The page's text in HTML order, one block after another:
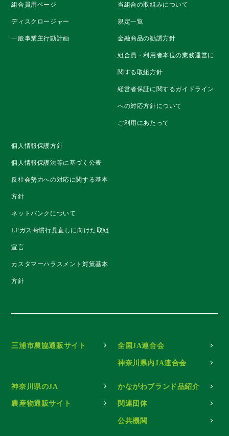
組合員用ページ
ディスクロージャー
一般事業主行動計画
当組合の取組みについて
規定一覧
金融商品の勧誘方針
組合員・利用者本位の業務運営に
関する取組方針
経営者保証に関するガイドライン
への対応方針について
ご利用にあたって
個人情報保護方針
個人情報保護法等に基づく公表
反社会勢力への対応に関する基本
方針
ネットバンクについて
LPガス商慣行見直しに向けた取組
宣言
カスタマーハラスメント対策基本
方針
三浦市農協通販サイト 全国JA連合会
神奈川県内JA連合会
神奈川県のJA
農産物通販サイト
かながわブランド品紹介
関連団体
公共機関